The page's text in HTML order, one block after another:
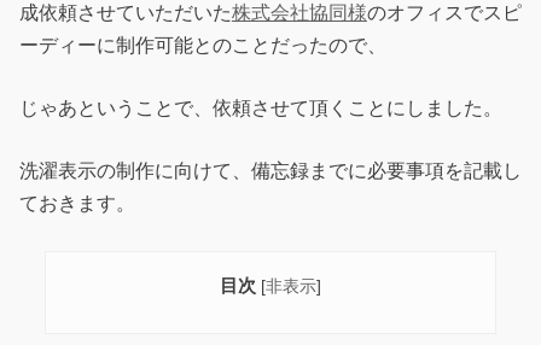
成依頼させていただいた株式会社協同様のオフィスでスピ
ーディーに制作可能とのことだったので、
じゃあということで、依頼させて頂くことにしました。
洗濯表示の制作に向けて、備忘録までに必要事項を記載し
ておきます。
目次 [非表示]